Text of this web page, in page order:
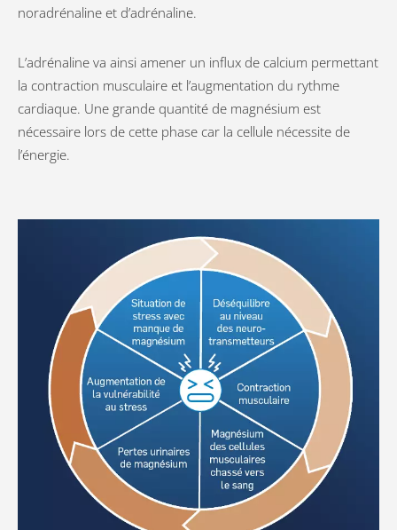
noradrénaline et d’adrénaline.
L’adrénaline va ainsi amener un influx de calcium permettant
la contraction musculaire et l’augmentation du rythme
cardiaque. Une grande quantité de magnésium est
nécessaire lors de cette phase car la cellule nécessite de
l’énergie.